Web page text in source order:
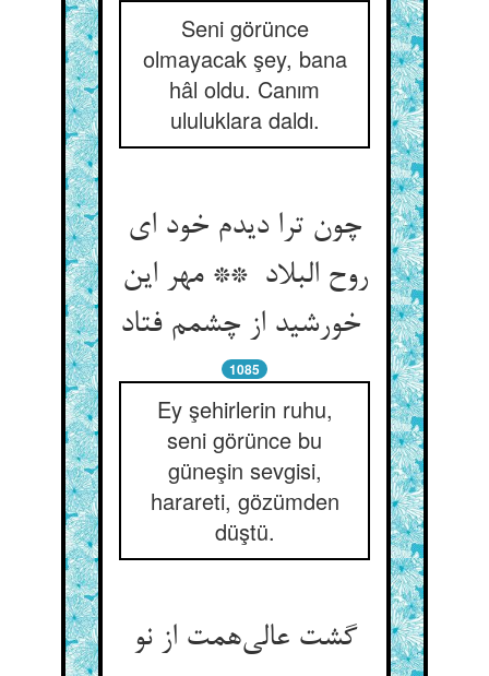
Seni görünce
olmayacak şey, bana
hâl oldu. Canım
ululuklara daldı.
چون ترا دیدم خود ای
روح البلاد ** مهر این
1085
Ey şehirlerin ruhu,
seni görünce bu
güneşin sevgisi,
harareti, gözümden
düştü.
گشت عالی‌همت از نو